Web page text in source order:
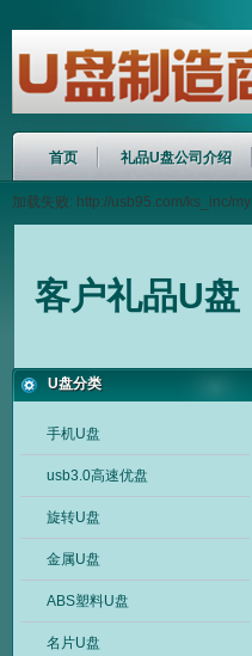
首页 礼品U盘公司介绍
加载失败: http://usb95.com/ks_inc/
客户礼品U盘
U盘分类
手机U盘
usb3.0高速优盘
旋转U盘
金属U盘
ABS塑料U盘
名片U盘